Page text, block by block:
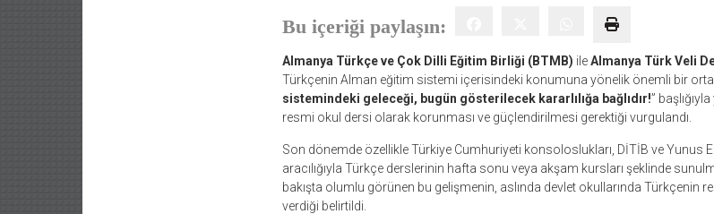
Bu içeriği paylaşın:
Almanya Türkçe ve Çok Dilli Eğitim Birliği (BTMB) ileAlmanya Türk Veli
Türkçenin Alman eğitim sistemi içerisindeki konumuna yönelik önemli bir
sistemindeki geleceği, bugün gösterilecek kararlılığa bağlıdır!”
resmi okul dersi olarak korunması ve güçlendirilmesi gerektiği vurgulandı.
Son dönemde özellikle Türkiye Cumhuriyeti konsoloslukları, DİTİB ve Yunus
aracılığıyla Türkçe derslerinin hafta sonu veya akşam kursları şeklinde
bakışta olumlu görünen bu gelişmenin, aslında devlet okullarında Türkçenin
verdiği belirtildi.